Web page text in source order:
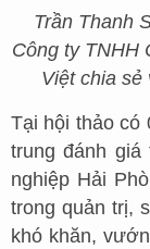
Trần Thanh
Công ty TNHH
Việt chia sẻ
Tại hội thảo có
trung đánh giá
nghiệp Hải
trong quản trị,
khó khăn,